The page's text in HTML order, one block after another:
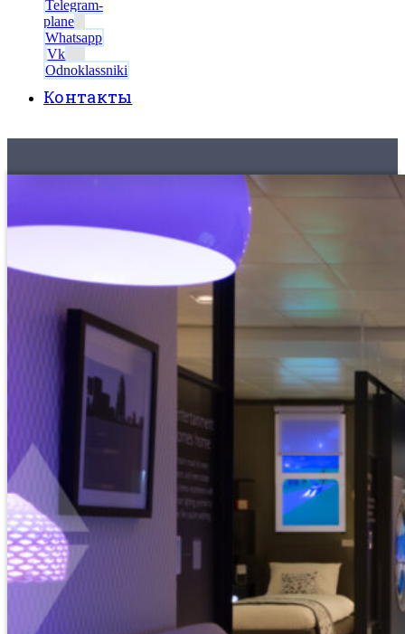
Telegram-
plane
Whatsapp
Vk
Odnoklassniki
Контакты